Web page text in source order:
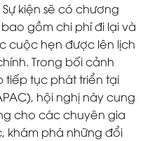
kiện sẽ có chương
gồm chi phí đi lại và
cuộc hẹn được lên lịch
Trong bối cảnh
tiếp tục phát triển tại
hội nghị này cung
cho các chuyên gia
khám phá những đổi